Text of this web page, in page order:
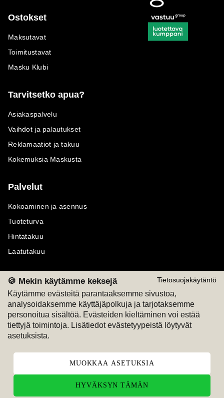
Tietosuojakäytäntö
🍪 Mekin käytämme keksejä
Käytämme evästeitä parantaaksemme sivustoa,
analysoidaksemme käyttäjäpolkuja ja tarjotaksemme
personoitua sisältöä. Evästeiden kieltäminen voi estää
tiettyjä toimintoja. Lisätiedot evästetyypeistä löytyvät
asetuksista.
MUOKKAA ASETUKSIA
HYVÄKSYN TÄMÄN
Ostokset
Maksutavat
Toimitustavat
Masku Klubi
Tarvitsetko apua?
Asiakaspalvelu
Vaihdot ja palautukset
Reklamaatiot ja takuu
Kokemuksia Maskusta
Palvelut
Kokoaminen ja asennus
Tuoteturva
Hintatakuu
Laatutakuu
Maksutavat
MASKU
MASKU
Seuraa meitä